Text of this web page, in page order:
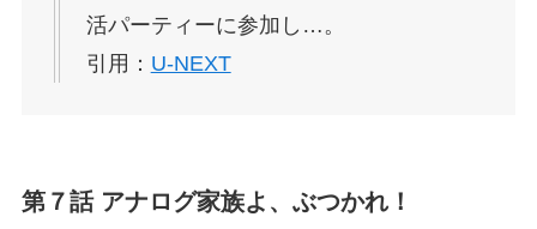
活パーティーに参加し…。
引用： U-NEXT
第７話 アナログ家族よ、ぶつかれ！